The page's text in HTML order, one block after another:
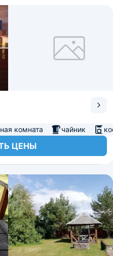
комната чайник
ЦЕНЫ